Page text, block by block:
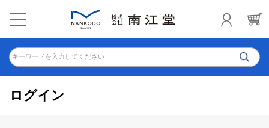
キーワードを入力してください
ログイン